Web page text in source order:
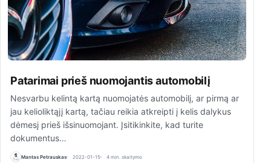
Patarimai prieš nuomojantis automobilį
Nesvarbu kelintą kartą nuomojatės automobilį, ar pirmą ar
jau kelioliktąjį kartą, tačiau reikia atkreipti į kelis dalykus
dėmesį prieš išsinuomojant. Įsitikinkite, kad turite
dokumentus…
Mantas Petrauskas 2022-01-15 4 min. skaitymo